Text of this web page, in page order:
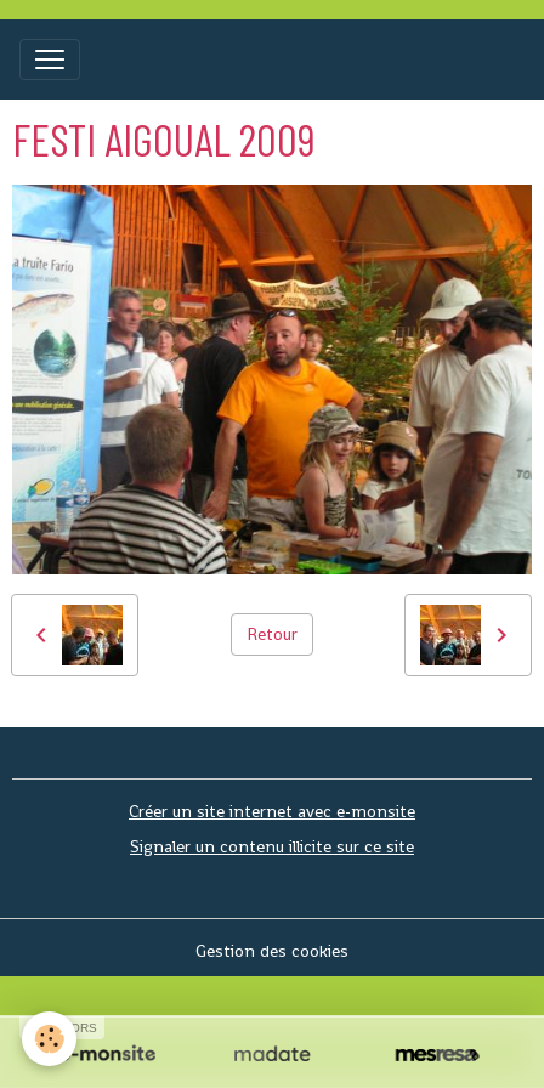
FESTI AIGOUAL 2009
Retour
Créer un site internet avec e-monsite
Signaler un contenu illicite sur ce site
Gestion des cookies
SPONSORS